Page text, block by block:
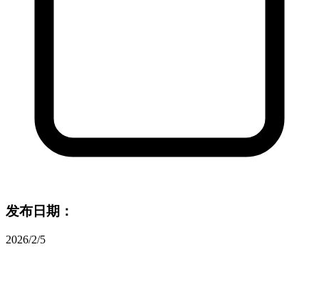
发布日期：
2026/2/5